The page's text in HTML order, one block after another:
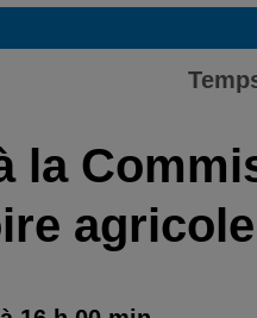
la
agricole